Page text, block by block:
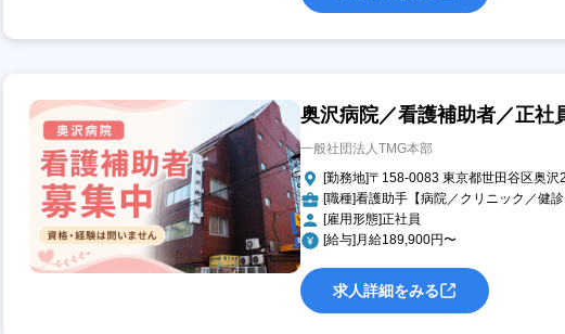
奥沢病院／看護補助者／正社
一般社団法人TMG本部
[勤務地]〒158-0083 東京都世田谷区奥沢
[職種]看護助手【病院／クリニック／健診
[雇用形態]正社員
[給与]月給189,900円〜
求人詳細をみる